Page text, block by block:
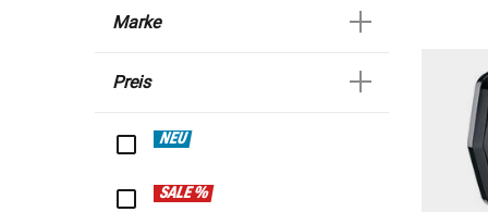
Marke
Preis
NEU
SALE %